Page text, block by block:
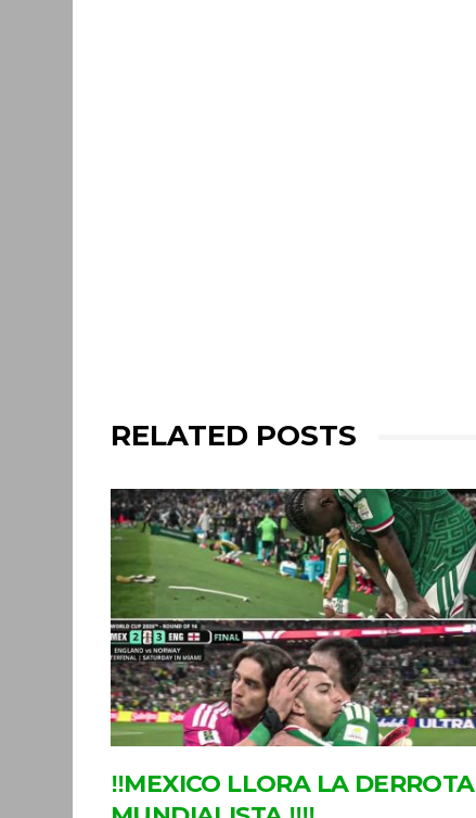
RELATED POSTS
‼MEXICO LLORA LA DERROTA